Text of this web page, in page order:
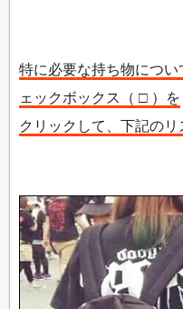
特に必要な持ち物につ
ェックボックス（ □ ）を
クリックして、下記の